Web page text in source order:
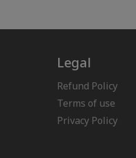
Legal
Refund Policy
Terms of use
Privacy Policy